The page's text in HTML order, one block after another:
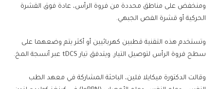
ومنخفض على مناطق محددة من فروة الرأس، عادة فوق القشرة
الحركية أو قشرة الفص الجبهي.
وتستخدم هذه التقنية قطبين كهربائيين أو أكثر يتم وضعهما على
سطح فروة الرأس لتوصيل التيار. ويتدفق تيار tDCS عبر أنسجة المخ.
وقالت الدكتورة ميكايلا فلين، الباحثة المشاركة في معهد الطب